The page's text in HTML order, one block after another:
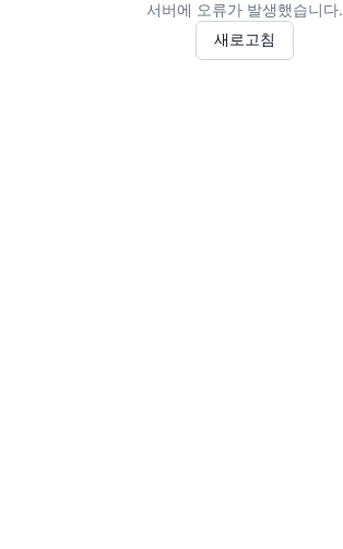
서버에 오류가 발생했습니다.
새로고침